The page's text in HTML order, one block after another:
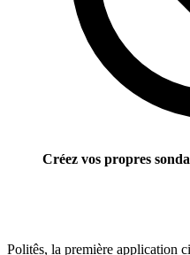
Créez vos propres
Politês, la première application